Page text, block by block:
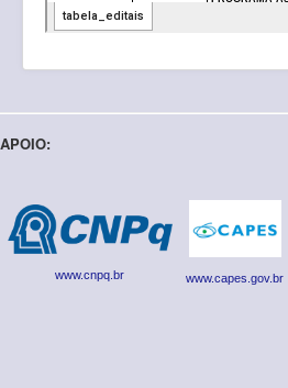
APOIO:
www.cnpq.br www.capes.gov.br